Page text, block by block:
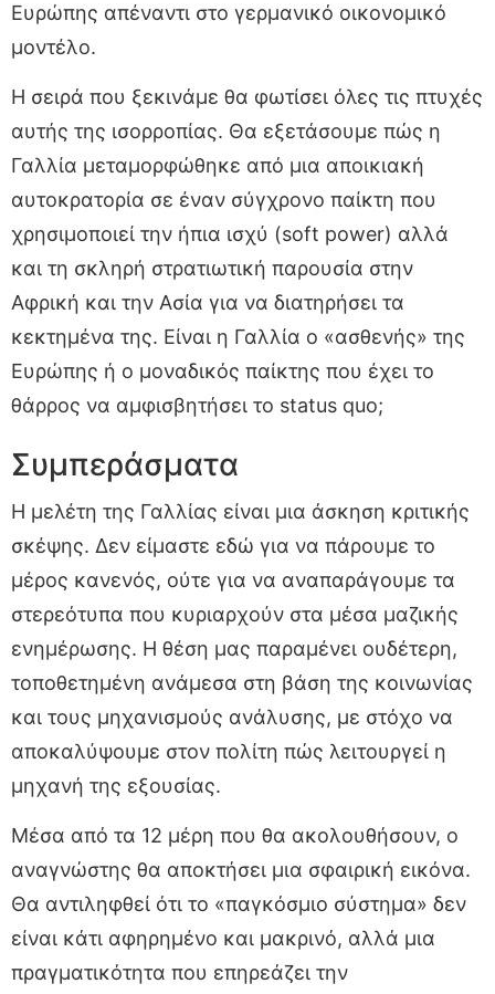
Ευρώπης απέναντι στο γερμανικό οικονομικό
μοντέλο.
Η σειρά που ξεκινάμε θα φωτίσει όλες τις πτυχές
αυτής της ισορροπίας. Θα εξετάσουμε πώς η
Γαλλία μεταμορφώθηκε από μια αποικιακή
αυτοκρατορία σε έναν σύγχρονο παίκτη που
χρησιμοποιεί την ήπια ισχύ (soft power) αλλά
και τη σκληρή στρατιωτική παρουσία στην
Αφρική και την Ασία για να διατηρήσει τα
κεκτημένα της. Είναι η Γαλλία ο «ασθενής» της
Ευρώπης ή ο μοναδικός παίκτης που έχει το
θάρρος να αμφισβητήσει το status quo;
Συμπεράσματα
Η μελέτη της Γαλλίας είναι μια άσκηση κριτικής
σκέψης. Δεν είμαστε εδώ για να πάρουμε το
μέρος κανενός, ούτε για να αναπαράγουμε τα
στερεότυπα που κυριαρχούν στα μέσα μαζικής
ενημέρωσης. Η θέση μας παραμένει ουδέτερη,
τοποθετημένη ανάμεσα στη βάση της κοινωνίας
και τους μηχανισμούς ανάλυσης, με στόχο να
αποκαλύψουμε στον πολίτη πώς λειτουργεί η
μηχανή της εξουσίας.
Μέσα από τα 12 μέρη που θα ακολουθήσουν, ο
αναγνώστης θα αποκτήσει μια σφαιρική εικόνα.
Θα αντιληφθεί ότι το «παγκόσμιο σύστημα» δεν
είναι κάτι αφηρημένο και μακρινό, αλλά μια
πραγματικότητα που επηρεάζει την